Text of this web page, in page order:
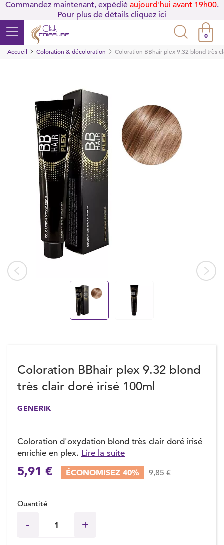
Commandez maintenant, expédié aujourd'hui avant 19h00.
Pour plus de détails cliquez ici
0
Accueil
Coloration & décoloration Coloration BBhair plex 9.32 blond très
Coloration BBhair plex 9.32 blond
très clair doré irisé 100ml
GENERIK
Coloration d'oxydation blond très clair doré irisé
enrichie en plex. Lire la suite
5,91 € ÉCONOMISEZ 40% 9,85 €
Quantité